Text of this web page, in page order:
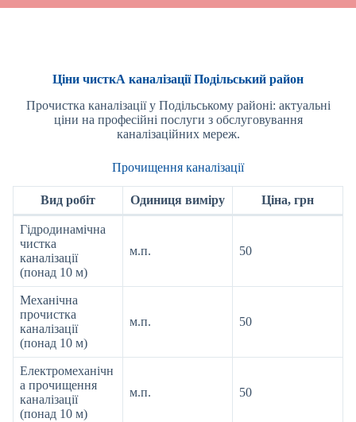
Ціни чисткА каналізації Подільський район
Прочистка каналізації у Подільському районі: актуальні
ціни на професійні послуги з обслуговування
каналізаційних мереж.
Прочищення каналізації
Вид робіт Одиниця виміру Ціна, грн
Гідродинамічна
чистка
каналізації
(понад 10 м)
м.п. 50
Механічна
прочистка
каналізації
(понад 10 м)
м.п. 50
Електромеханічн
а прочищення
каналізації
(понад 10 м)
м.п. 50